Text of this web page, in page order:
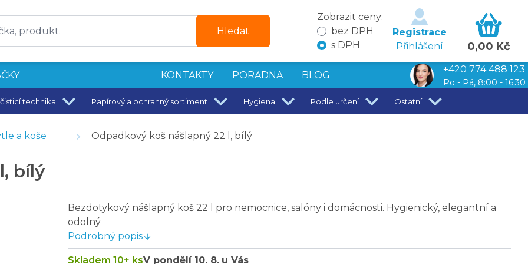
Hledat
Zobrazit ceny:
bez DPH
s DPH
Registrace
Přihlášení
0,00 Kč
KONTAKTY PORADNA BLOG
+420 774 488 123
Po - Pá, 8:00 - 16:30
technika Papírový a ochranný sortiment Hygiena Podle určení Ostatní
mikrovlákno 50 x 40 cm
x 40 cm
a koše Odpadkový koš nášlapný 22 l, bílý
bílý
Bezdotykový nášlapný koš 22 l pro nemocnice, salóny i domácnosti. Hygienický, elegantní a
odolný
Podrobný popis
Skladem 10+ ksV pondělí 10. 8. u Vás